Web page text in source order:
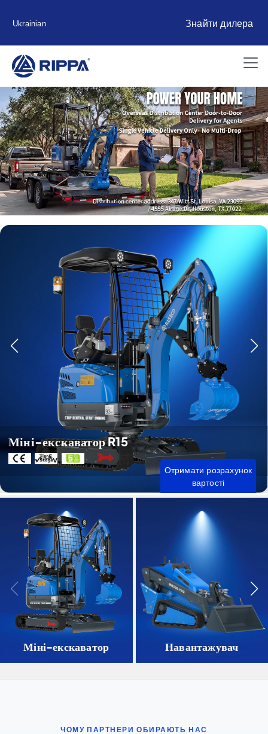
Ukrainian Знайти дилера
Міні-екскаватор R15
Отримати розрахунок
вартості
Міні-екскаватор Навантажувач
ЧОМУ ПАРТНЕРИ ОБИРАЮТЬ НАС